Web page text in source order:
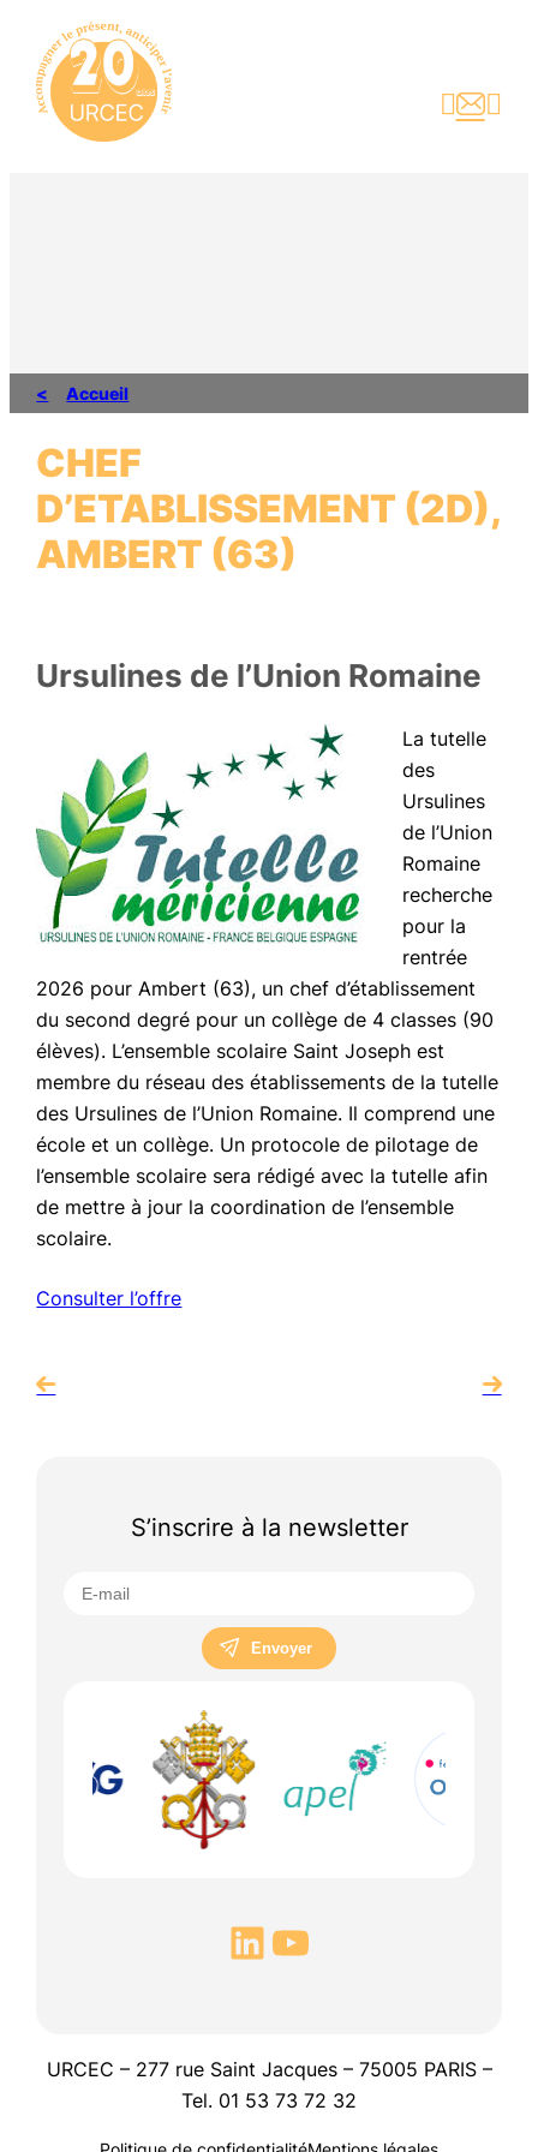
contenu

Accueil
CHEF
D’ETABLISSEMENT (2D),
AMBERT (63)
Ursulines de l’Union Romaine
La tutelle
des
Ursulines
de l’Union
Romaine
recherche
pour la
rentrée
2026 pour Ambert (63), un chef d’établissement
du second degré pour un collège de 4 classes (90
élèves). L’ensemble scolaire Saint Joseph est
membre du réseau des établissements de la tutelle
des Ursulines de l’Union Romaine. Il comprend une
école et un collège. Un protocole de pilotage de
l’ensemble scolaire sera rédigé avec la tutelle afin
de mettre à jour la coordination de l’ensemble
scolaire.
Consulter l’offre
S’inscrire à la newsletter
Envoyer
URCEC – 277 rue Saint Jacques – 75005 PARIS –
Tel. 01 53 73 72 32